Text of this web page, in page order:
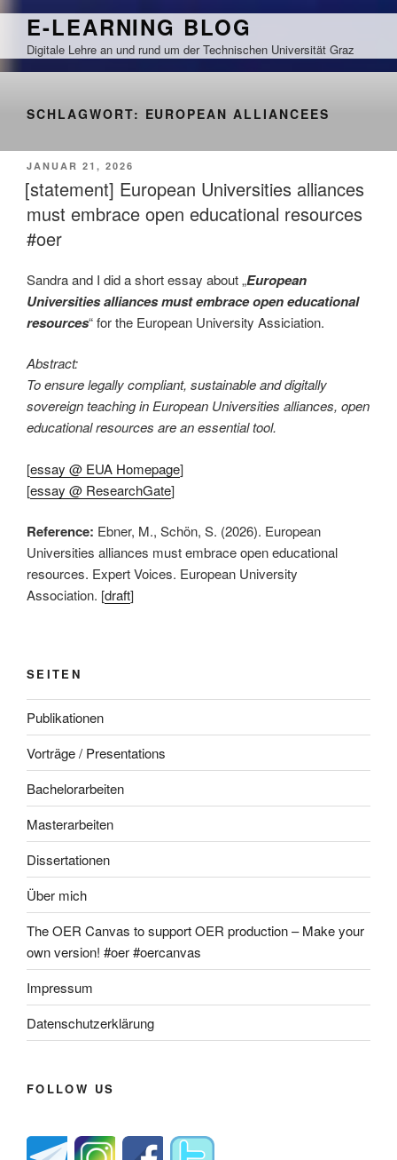
Zum
springen
E-LEARNING BLOG
Digitale Lehre an und rund um der Technischen Universität Graz
SCHLAGWORT: EUROPEAN ALLIANCEES
VERÖFFENTLICHT
AM
JANUAR 21, 2026
[statement] European Universities alliances
must embrace open educational resources
#oer
Sandra and I did a short essay about „European
Universities alliances must embrace open educational
resources“ for the European University Assiciation.
Abstract:
To ensure legally compliant, sustainable and digitally
sovereign teaching in European Universities alliances, open
educational resources are an essential tool.
[essay @ EUA Homepage]
[essay @ ResearchGate]
Reference: Ebner, M., Schön, S. (2026). European
Universities alliances must embrace open educational
resources. Expert Voices. European University
Association. [draft]
SEITEN
Publikationen
Vorträge / Presentations
Bachelorarbeiten
Masterarbeiten
Dissertationen
Über mich
The OER Canvas to support OER production – Make your
own version! #oer #oercanvas
Impressum
Datenschutzerklärung
FOLLOW US